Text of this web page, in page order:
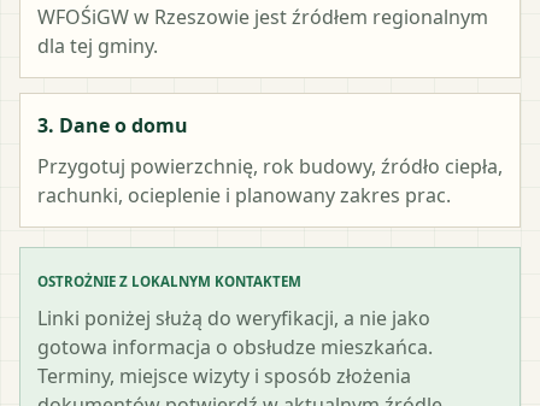
WFOŚiGW w Rzeszowie jest źródłem regionalnym
dla tej gminy.
3. Dane o domu
Przygotuj powierzchnię, rok budowy, źródło ciepła,
rachunki, ocieplenie i planowany zakres prac.
OSTROŻNIE Z LOKALNYM KONTAKTEM
Linki poniżej służą do weryfikacji, a nie jako
gotowa informacja o obsłudze mieszkańca.
Terminy, miejsce wizyty i sposób złożenia